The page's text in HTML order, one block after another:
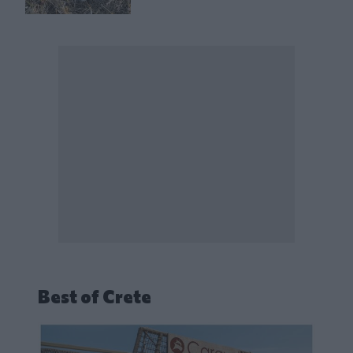
Best of Crete